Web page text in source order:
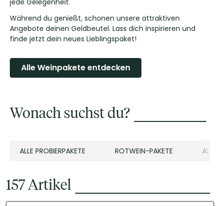
jede Gelegenheit.
Während du genießt, schonen unsere attraktiven
Angebote deinen Geldbeutel. Lass dich inspirieren und
finde jetzt dein neues Lieblingspaket!
Alle Weinpakete entdecken
Wonach suchst du?
ALLE PROBIERPAKETE ROTWEIN-PAKETE ALLE
157Artikel